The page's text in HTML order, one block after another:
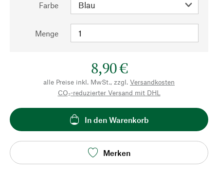
Farbe
Menge
8,90 €
alle Preise inkl. MwSt., zzgl. Versandkosten
CO₂-reduzierter Versand mit DHL
In den Warenkorb
Merken